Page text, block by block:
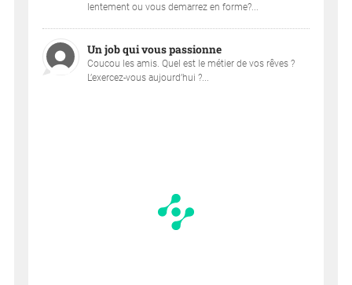
lentement ou vous demarrez en forme?...
Un job qui vous passionne
Coucou les amis. Quel est le métier de vos rêves ?
L’exercez-vous aujourd’hui ?...